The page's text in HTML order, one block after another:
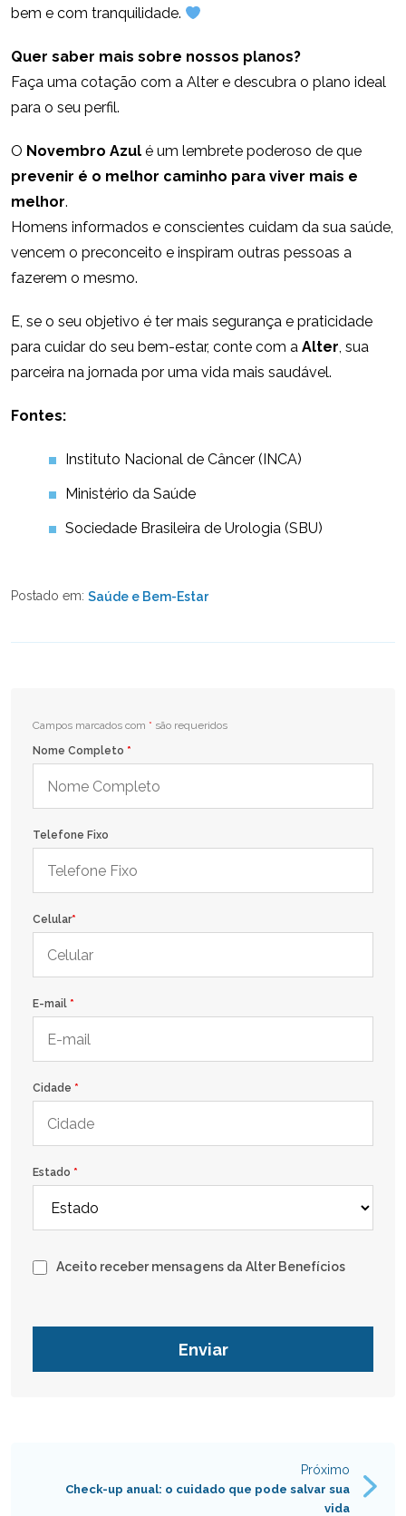
bem e com tranquilidade.
Quer saber mais sobre nossos planos?
Faça uma cotação com a Alter e descubra o plano ideal
para o seu perfil.
O Novembro Azul é um lembrete poderoso de que
prevenir é o melhor caminho para viver mais e
melhor.
Homens informados e conscientes cuidam da sua saúde,
vencem o preconceito e inspiram outras pessoas a
fazerem o mesmo.
E, se o seu objetivo é ter mais segurança e praticidade
para cuidar do seu bem-estar, conte com a Alter, sua
parceira na jornada por uma vida mais saudável.
Fontes:
Instituto Nacional de Câncer (INCA)
Ministério da Saúde
Sociedade Brasileira de Urologia (SBU)
Postado em: Saúde e Bem-Estar
Campos marcados com * são requeridos
Nome Completo *
Telefone Fixo
Celular*
E-mail *
Cidade *
Estado *
Aceito receber mensagens da Alter Benefícios
Navegação
Próximo
Check-up anual: o cuidado que pode salvar sua
vida